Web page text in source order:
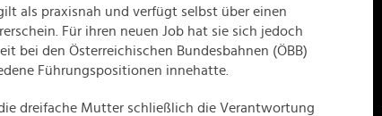
als praxisnah und verfügt selbst über einen
Für ihren neuen Job hat sie sich jedoch
bei den Österreichischen Bundesbahnen (ÖBB)
Führungspositionen innehatte.
dreifache Mutter schließlich die Verantwortung